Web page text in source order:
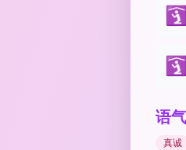
语
真诚